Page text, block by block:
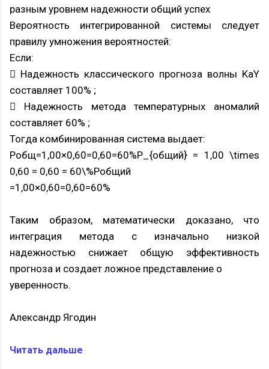
разным уровнем надежности общий успех
Вероятность интегрированной системы следует
правилу умножения вероятностей:
Если:
 Надежность классического прогноза волны KaY
составляет 100% ;
 Надежность метода температурных аномалий
составляет 60% ;
Тогда комбинированная система выдает:
Pобщ=1,00×0,60=0,60=60%P_{общий} = 1,00 \times
0,60 = 0,60 = 60\%Pобщий
=1,00×0,60=0,60=60%
Таким образом, математически доказано, что
интеграция метода с изначально низкой
надежностью снижает общую эффективность
прогноза и создает ложное представление о
уверенность.
Александр Ягодин
Читать дальше